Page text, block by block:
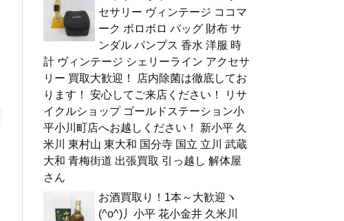
セサリー ヴィンテージ ココマ
ーク ボロボロ バッグ 財布 サ
ンダル パンプス 香水 洋服 時
計 ヴィンテージ シェリーライン アクセサ
リー 買取大歓迎！ 店内除菌は徹底してお
ります！ 安心してご来店ください！ リサ
イクルショップ ゴールドステーション小
平小川町店へお越しください！ 新小平 久
米川 東村山 東大和 国分寺 国立 立川 武蔵
大和 青梅街道 出張買取 引っ越し 解体屋
さん
お酒買取り！1本～大歓迎ヽ
(^o^)丿小平 花小金井 久米川